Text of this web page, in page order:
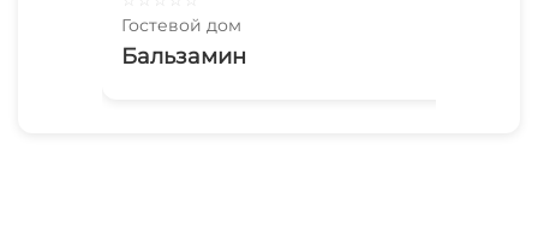
Гостевой дом
Бальзамин